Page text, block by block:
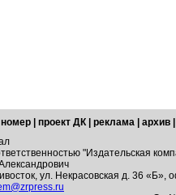
проект ДК реклама архив
"Издательская
ул. Некрасовская д. 36 «Б»,